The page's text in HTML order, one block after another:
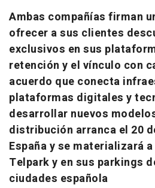
Ambas compañías firman
ofrecer a sus clientes
exclusivos en sus
retención y el vínculo con
acuerdo que conecta
plataformas digitales y
desarrollar nuevos
distribución arranca el 20
España y se materializará
Telpark y en sus parkings
ciudades española